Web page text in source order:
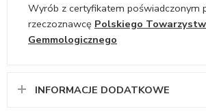
Wyrób z certyfikatem poświadczonym
rzeczoznawcę Polskiego
Gemmologicznego
INFORMACJE DODATKOWE